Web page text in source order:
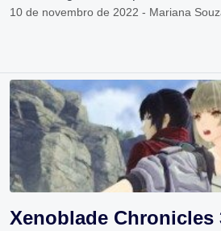
10 de novembro de 2022 - Mariana
Xenoblade Chronicles